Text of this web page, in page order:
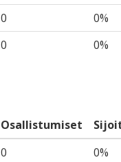
0
0%
0 0%
Osallistumiset
0
0%